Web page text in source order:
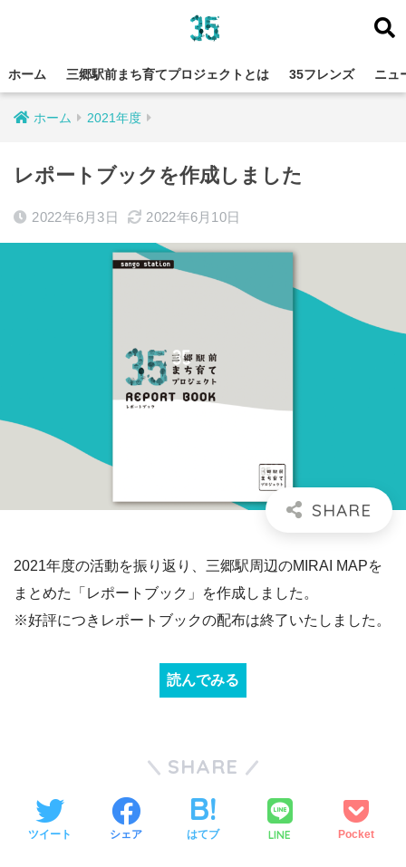
ホーム 三郷駅前まち育てプロジェクトとは 35フレンズ ニュ
ホーム 2021年度
レポートブックを作成しました
2022年6月3日 2022年6月10日
2021年度の活動を振り返り、三郷駅周辺のMIRAI MAPを
まとめた「レポートブック」を作成しました。
※好評につきレポートブックの配布は終了いたしました。
読んでみる
SHARE
ツイート シェア はてブ LINE Pocket